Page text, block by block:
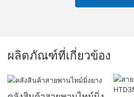
ผลิตภัณฑ์ที่เกี่ยวข้อง